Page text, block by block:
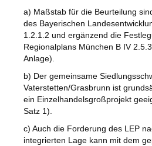
a) Maßstab für die Beurteilung
des Bayerischen
1.2.1.2 und ergänzend die
Regionalplans München B IV
Anlage).
b) Der gemeinsame
Vaterstetten/Grasbrunn ist
ein Einzelhandelsgroßprojekt
Satz 1).
c) Auch die Forderung des LEP
integrierten Lage kann mit dem